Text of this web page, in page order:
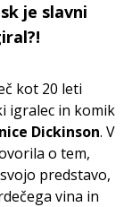
je slavni
kot 20 leti
igralec in komik
Dickinson. V
o tem,
predstavo,
vina in